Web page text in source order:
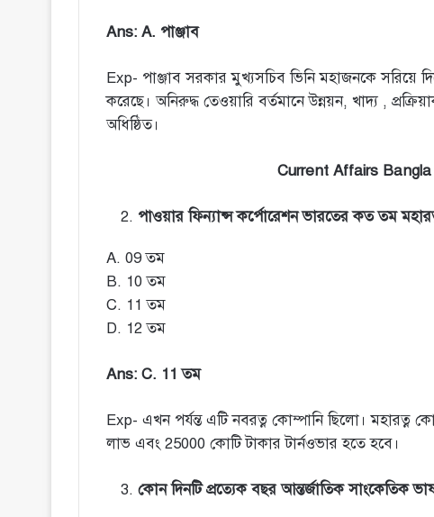
Ans: A. পাঞ্জাব
Exp- পাঞ্জাব সরকার মুখ্যসচিব ভিনি মহাজনকে সরিয়ে
করেছে। অনিরুদ্ধ তেওয়ারি বর্তমানে উন্নয়ন, খাদ্য ,
অধিষ্ঠিত।
Current Affairs
পাওয়ার ফিন্যান্স কর্পোরেশন ভারতের কত তম
A. 09 তম
B. 10 তম
C. 11 তম
D. 12 তম
Ans: C. 11 তম
Exp- এখন পর্যন্ত এটি নবরত্ন কোম্পানি ছিলো। মহারত্ন
লাভ এবং 25000 কোটি টাকার টার্নওভার হতে হবে।
কোন দিনটি প্রত্যেক বছর আন্তর্জাতিক সাংকেতিক